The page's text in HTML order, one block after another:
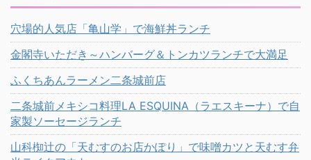
穴場的人気店「亀山学」で海鮮丼ランチ
金閣寺いただき～ハンバーグ＆トンカツランチで大満足
ふくちあんラーメン二条城前店
二条城前メキシコ料理LA ESQUINA（ラエスキーナ）で自
家製ソーセージランチ
山科椥辻の「天むすのお店かぽり」で味噌カツと天むす弁